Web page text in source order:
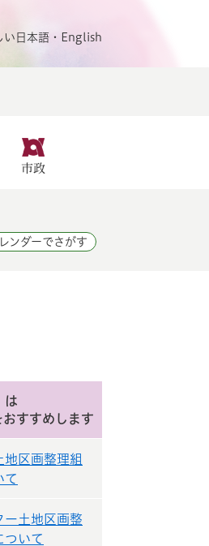
い日本語・English
市政
ンダーでさがす
は
すすめします
地区画整理組
て
ー土地区画整
ついて